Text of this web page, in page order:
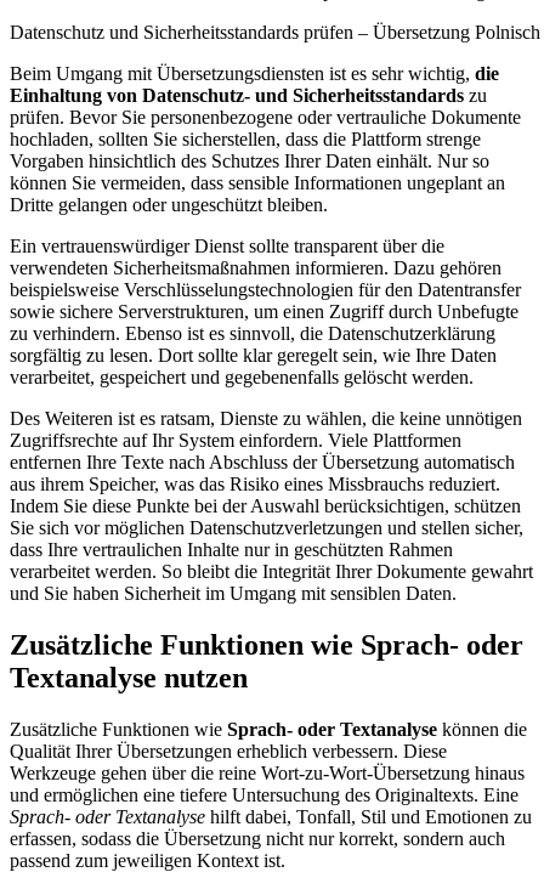
Datenschutz und Sicherheitsstandards prüfen – Übersetzung
Beim Umgang mit Übersetzungsdiensten ist es sehr wichtig, die
Einhaltung von Datenschutz- und Sicherheitsstandards zu
prüfen. Bevor Sie personenbezogene oder vertrauliche Dokumente
hochladen, sollten Sie sicherstellen, dass die Plattform strenge
Vorgaben hinsichtlich des Schutzes Ihrer Daten einhält. Nur so
können Sie vermeiden, dass sensible Informationen ungeplant an
Dritte gelangen oder ungeschützt bleiben.
Ein vertrauenswürdiger Dienst sollte transparent über die
verwendeten Sicherheitsmaßnahmen informieren. Dazu gehören
beispielsweise Verschlüsselungstechnologien für den Datentransfer
sowie sichere Serverstrukturen, um einen Zugriff durch Unbefugte
zu verhindern. Ebenso ist es sinnvoll, die Datenschutzerklärung
sorgfältig zu lesen. Dort sollte klar geregelt sein, wie Ihre Daten
verarbeitet, gespeichert und gegebenenfalls gelöscht werden.
Des Weiteren ist es ratsam, Dienste zu wählen, die keine unnötigen
Zugriffsrechte auf Ihr System einfordern. Viele Plattformen
entfernen Ihre Texte nach Abschluss der Übersetzung automatisch
aus ihrem Speicher, was das Risiko eines Missbrauchs reduziert.
Indem Sie diese Punkte bei der Auswahl berücksichtigen, schützen
Sie sich vor möglichen Datenschutzverletzungen und stellen sicher,
dass Ihre vertraulichen Inhalte nur in geschützten Rahmen
verarbeitet werden. So bleibt die Integrität Ihrer Dokumente gewahrt
und Sie haben Sicherheit im Umgang mit sensiblen Daten.
Zusätzliche Funktionen wie Sprach- oder
Textanalyse nutzen
Zusätzliche Funktionen wie Sprach- oder Textanalyse können die
Qualität Ihrer Übersetzungen erheblich verbessern. Diese
Werkzeuge gehen über die reine Wort-zu-Wort-Übersetzung hinaus
und ermöglichen eine tiefere Untersuchung des Originaltexts. Eine
Sprach- oder Textanalyse hilft dabei, Tonfall, Stil und Emotionen zu
erfassen, sodass die Übersetzung nicht nur korrekt, sondern auch
passend zum jeweiligen Kontext ist.